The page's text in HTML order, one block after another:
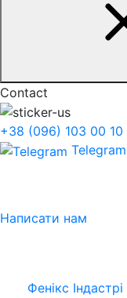
Contact
+38 (096) 103 00 10
Telegram
Написати нам
Фенікс Індастрі